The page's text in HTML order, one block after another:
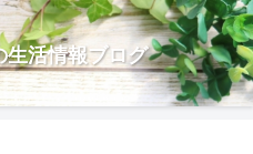
活情報ブログ